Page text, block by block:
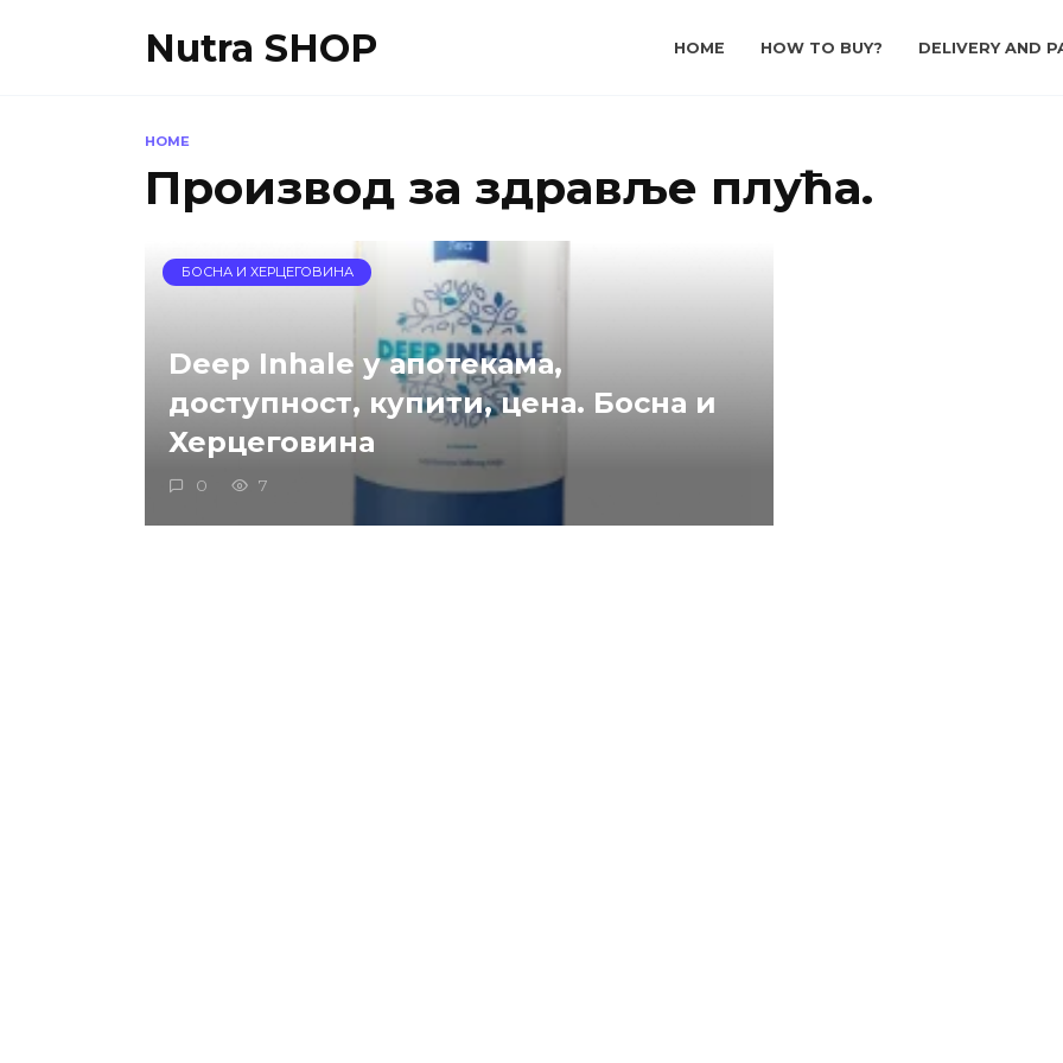
Nutra SHOP HOME HOW TO BUY? DELIVERY AND
HOME
Производ за здравље плућа.
БОСНА И ХЕРЦЕГОВИНА
Deep Inhale у апотекама,
доступност, купити, цена. Босна и
Херцеговина
0 7